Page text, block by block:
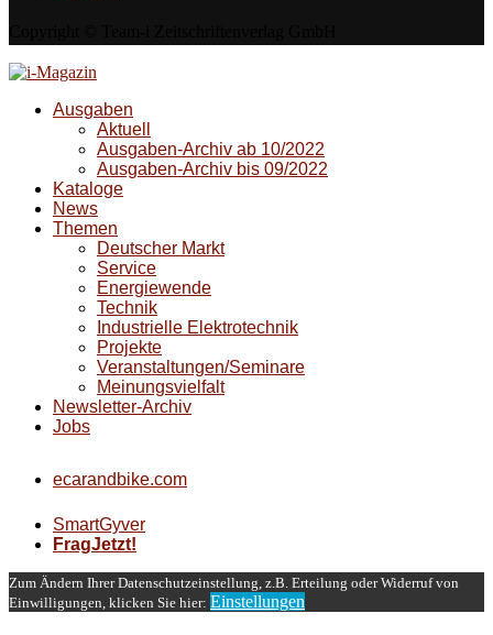
Ausgaben
Aktuell
Ausgaben-Archiv ab 10/2022
Ausgaben-Archiv bis 09/2022
Kataloge
News
Themen
Deutscher Markt
Service
Energiewende
Technik
Industrielle Elektrotechnik
Projekte
Veranstaltungen/Seminare
Meinungsvielfalt
Newsletter-Archiv
Jobs
ecarandbike.com
SmartGyver
FragJetzt!
Zum Ändern Ihrer Datenschutzeinstellung, z.B. Erteilung oder Widerruf von
Einwilligungen, klicken Sie hier: Einstellungen